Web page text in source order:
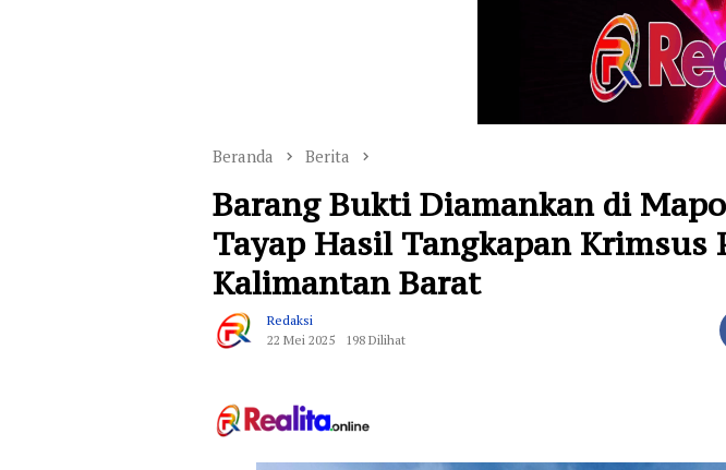
Beranda Berita
Barang Bukti Diamankan di
Tayap Hasil Tangkapan Krimsus
Kalimantan Barat
Redaksi
22 Mei 2025
198 Dilihat